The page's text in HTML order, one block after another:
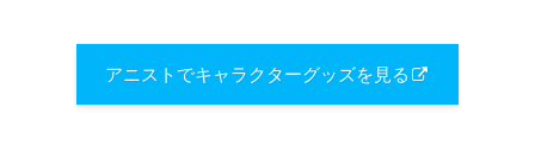
アニストでキャラクターグッズを見る